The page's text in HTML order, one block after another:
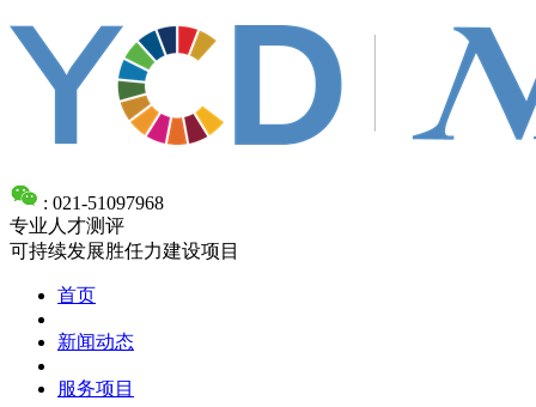
: 021-51097968
专业人才测评
可持续发展胜任力建设项目
首页
新闻动态
服务项目